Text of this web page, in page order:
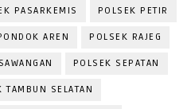
PASARKEMIS POLSEK PETIR
AREN POLSEK RAJEG
POLSEK SEPATAN
TAMBUN SELATAN